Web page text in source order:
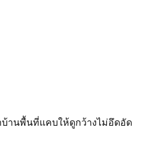
บ้านพื้นที่แคบให้ดูกว้างไม่อึดอัด